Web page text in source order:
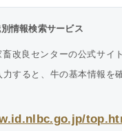
別情報検索サービス
改良センターの公式サイト
力すると、牛の基本情報を